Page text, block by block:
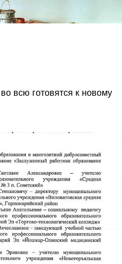
всю готовятся к новому